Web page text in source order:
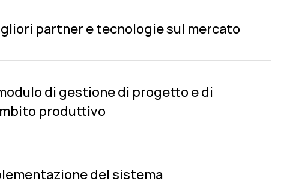
partner e tecnologie sul mercato
di gestione di progetto e di
produttivo
del sistema